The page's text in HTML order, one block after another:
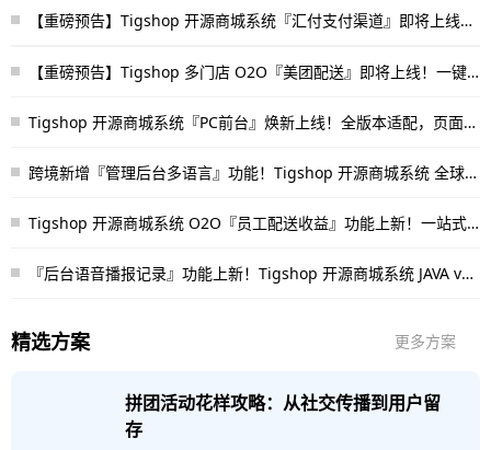
【重磅预告】Tigshop 开源商城系统『汇付支付渠道』即将上线！
【重磅预告】Tigshop 多门店 O2O『美团配送』即将上线！一键
Tigshop 开源商城系统『PC前台』焕新上线！全版本适配，页面体
跨境新增『管理后台多语言』功能！Tigshop 开源商城系统 全球化
Tigshop 开源商城系统 O2O『员工配送收益』功能上新！一站式
『后台语音播报记录』功能上新！Tigshop 开源商城系统 JAVA v5.
精选方案 更多方案
拼团活动花样攻略：从社交传播到用户留
存